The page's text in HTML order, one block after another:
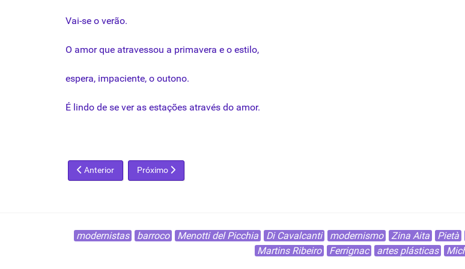
Vai-se o verão.
O amorque atravessou a primavera e o estilo,
espera, impaciente, o outono.
É lindo de se veras estações através do amor.
Artigo anterior: Grito da dor sem tempo
Anterior Próximo artigo: Azul
Próximo
modernistas barroco Menotti del Picchia Di Cavalcanti modernismo Zina Aita Pietà
Martins Ribeiro
Ferrignac artes plásticas